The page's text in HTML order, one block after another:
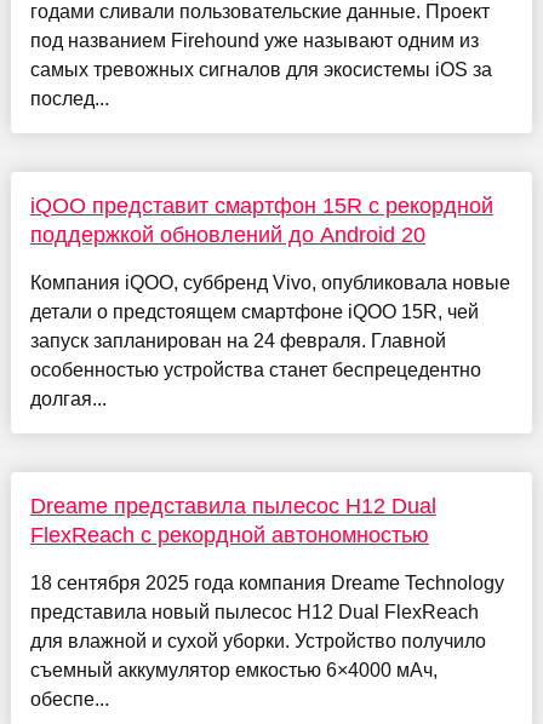
годами сливали пользовательские данные. Проект
под названием Firehound уже называют одним из
самых тревожных сигналов для экосистемы iOS за
послед...
iQOO представит смартфон 15R с рекордной
поддержкой обновлений до Android 20
Компания iQOO, суббренд Vivo, опубликовала новые
детали о предстоящем смартфоне iQOO 15R, чей
запуск запланирован на 24 февраля. Главной
особенностью устройства станет беспрецедентно
долгая...
Dreame представила пылесос H12 Dual
FlexReach с рекордной автономностью
18 сентября 2025 года компания Dreame Technology
представила новый пылесос H12 Dual FlexReach
для влажной и сухой уборки. Устройство получило
съемный аккумулятор емкостью 6×4000 мАч,
обеспе...